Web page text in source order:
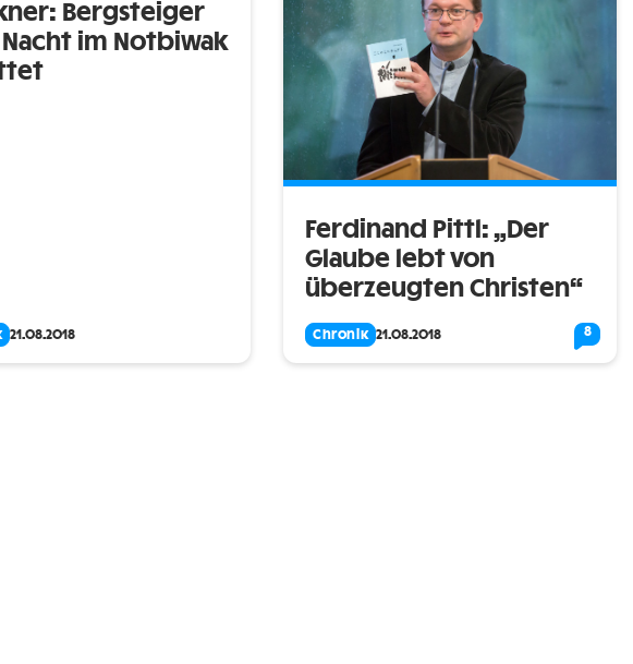
Bergsteiger
im Notbiwak
21.08.2018
Ferdinand Pittl: „Der
Glaube lebt von
überzeugten Christen“
Chronik 21.08.2018 8